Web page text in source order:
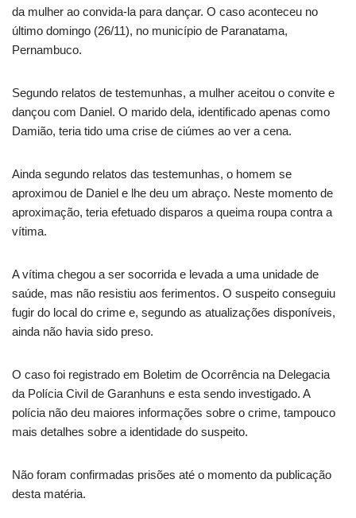
da mulher ao convida-la para dançar. O caso aconteceu no
último domingo (26/11), no município de Paranatama,
Pernambuco.
Segundo relatos de testemunhas, a mulher aceitou o convite e
dançou com Daniel. O marido dela, identificado apenas como
Damião, teria tido uma crise de ciúmes ao ver a cena.
Ainda segundo relatos das testemunhas, o homem se
aproximou de Daniel e lhe deu um abraço. Neste momento de
aproximação, teria efetuado disparos a queima roupa contra a
vítima.
A vítima chegou a ser socorrida e levada a uma unidade de
saúde, mas não resistiu aos ferimentos. O suspeito conseguiu
fugir do local do crime e, segundo as atualizações disponíveis,
ainda não havia sido preso.
O caso foi registrado em Boletim de Ocorrência na Delegacia
da Polícia Civil de Garanhuns e esta sendo investigado. A
polícia não deu maiores informações sobre o crime, tampouco
mais detalhes sobre a identidade do suspeito.
Não foram confirmadas prisões até o momento da publicação
desta matéria.